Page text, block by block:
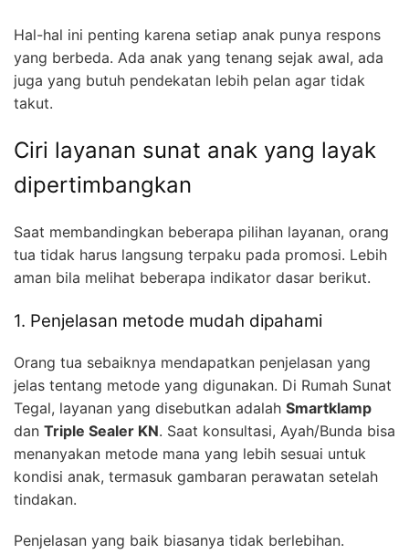
Hal-hal ini penting karena setiap anak punya respons
yang berbeda. Ada anak yang tenang sejak awal, ada
juga yang butuh pendekatan lebih pelan agar tidak
takut.
Ciri layanan sunat anak yang layak
dipertimbangkan
Saat membandingkan beberapa pilihan layanan, orang
tua tidak harus langsung terpaku pada promosi. Lebih
aman bila melihat beberapa indikator dasar berikut.
1. Penjelasan metode mudah dipahami
Orang tua sebaiknya mendapatkan penjelasan yang
jelas tentang metode yang digunakan. Di Rumah Sunat
Tegal, layanan yang disebutkan adalah Smartklamp
dan Triple Sealer KN. Saat konsultasi, Ayah/Bunda bisa
menanyakan metode mana yang lebih sesuai untuk
kondisi anak, termasuk gambaran perawatan setelah
tindakan.
Penjelasan yang baik biasanya tidak berlebihan.